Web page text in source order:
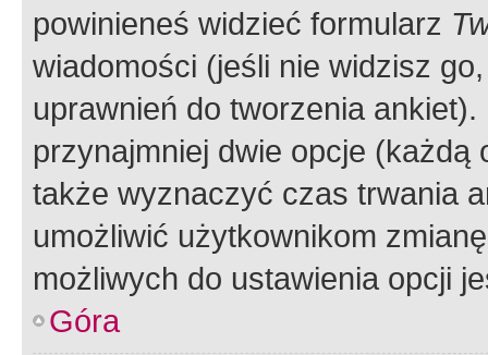
powinieneś widzieć formularz
wiadomości (jeśli nie widzisz
uprawnień do tworzenia
przynajmniej dwie opcje
także wyznaczyć czas trwania
umożliwić użytkownikom
możliwych do ustawienia opcji
Góra